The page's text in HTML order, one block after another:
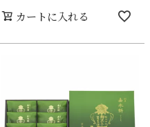
カートに入れる